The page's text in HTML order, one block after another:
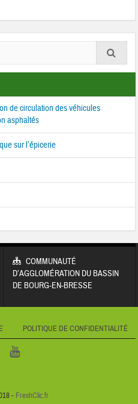
de circulation des véhicules
asphaltés
sur l’épicerie
COMMUNAUTÉ
D’AGGLOMÉRATION DU BASSIN
DE BOURG-EN-BRESSE
POLITIQUE DE CONFIDENTIALITÉ
- FreshClic.fr